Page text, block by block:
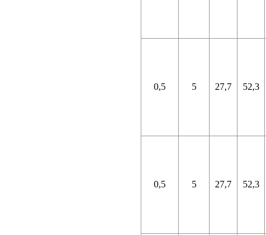
0,5 5 27,7 52,3
0,5 5 27,7 52,3